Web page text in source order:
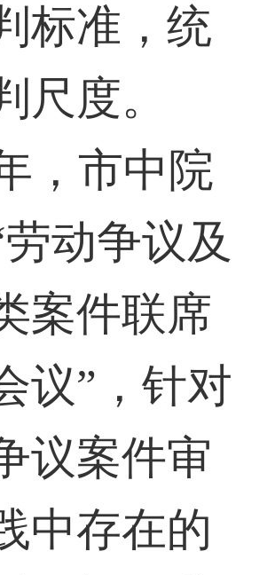
标准，统
尺度。
，市中院
动争议及
案件联席
议”，针对
议案件审
中存在的